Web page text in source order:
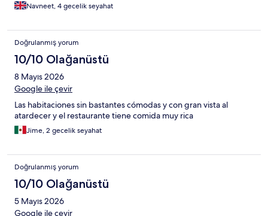
Navneet, 4 gecelik seyahat
Doğrulanmış yorum
10/10 Olağanüstü
8 Mayıs 2026
Google ile çevir
Las habitaciones sin bastantes cómodas y con gran vista al
atardecer y el restaurante tiene comida muy rica
Jime, 2 gecelik seyahat
Doğrulanmış yorum
10/10 Olağanüstü
5 Mayıs 2026
Google ile çevir